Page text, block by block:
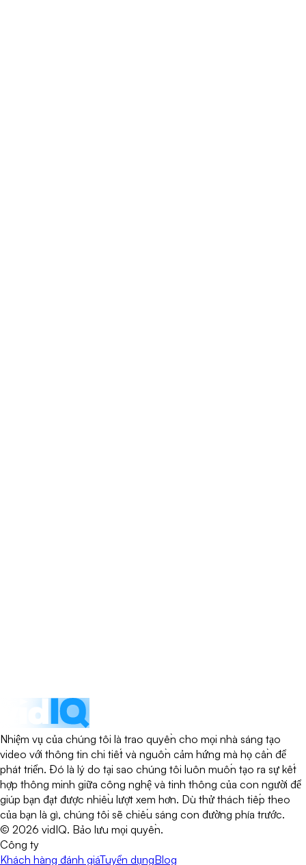
Nhiệm vụ của chúng tôi là trao quyền cho mọi nhà sáng tạo
video với thông tin chi tiết và nguồn cảm hứng mà họ cần để
phát triển. Đó là lý do tại sao chúng tôi luôn muốn tạo ra sự kết
hợp thông minh giữa công nghệ và tinh thông của con người để
giúp bạn đạt được nhiều lượt xem hơn. Dù thử thách tiếp theo
của bạn là gì, chúng tôi sẽ chiếu sáng con đường phía trước.
© 2026 vidIQ. Bảo lưu mọi quyền.
Công ty
Khách hàng đánh giáTuyển dụngBlog